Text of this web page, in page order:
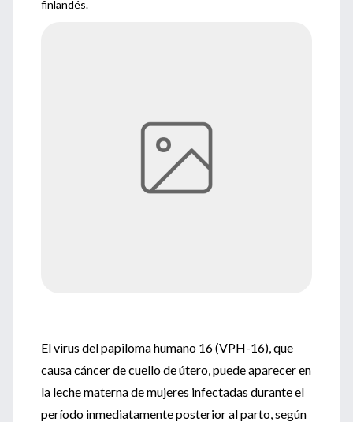
finlandés.
El virus del papiloma humano 16 (VPH-16), que
causa cáncer de cuello de útero, puede aparecer en
la leche materna de mujeres infectadas durante el
período inmediatamente posterior al parto, según